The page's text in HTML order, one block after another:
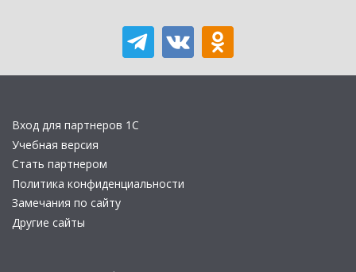
Вход для партнеров 1С
Учебная версия
Стать партнером
Политика конфиденциальности
Замечания по сайту
Другие сайты